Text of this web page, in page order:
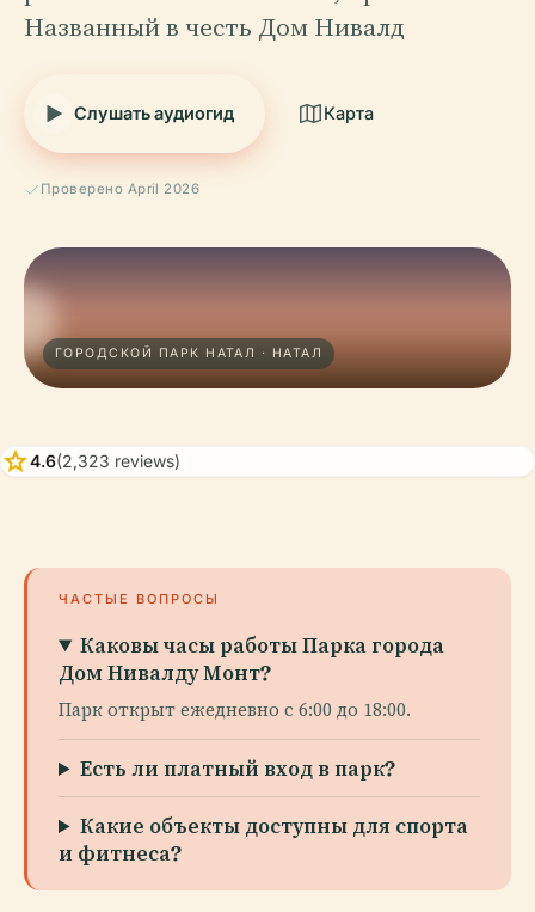
Названный в честь Дом Нивалд
Слушать аудиогид Карта
Проверено April 2026
ГОРОДСКОЙ ПАРК НАТАЛ · НАТАЛ
star4.6(2,323 reviews)
ЧАСТЫЕ ВОПРОСЫ
Каковы часы работы Парка города
Дом Нивалду Монт?
Парк открыт ежедневно с 6:00 до 18:00.
Есть ли платный вход в парк?
Какие объекты доступны для спорта
и фитнеса?